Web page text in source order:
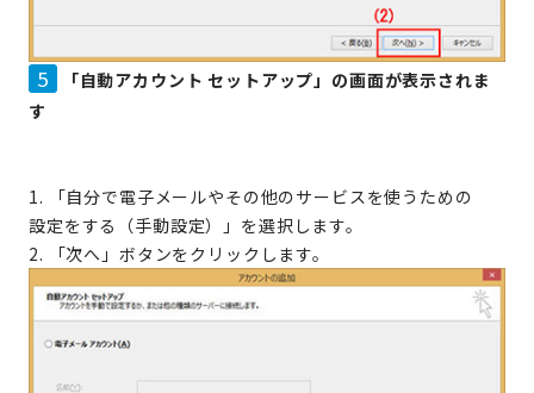
5
「自動アカウント セットアップ」の画面が表示されま
す
1. 「自分で電子メールやその他のサービスを使うための
設定をする（手動設定）」を選択します。
2. 「次へ」ボタンをクリックします。